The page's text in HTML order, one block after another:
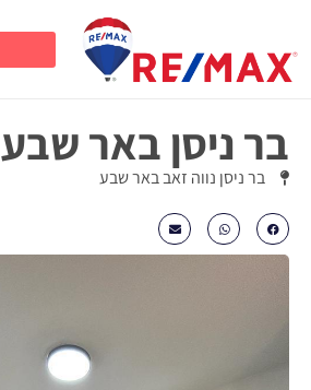
בר ניסן באר שבע
בר ניסן נווה זאב באר שבע
₪1355000